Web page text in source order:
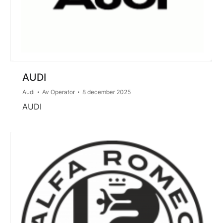
AUDI
Audi Av Operator 8 december 2025
AUDI